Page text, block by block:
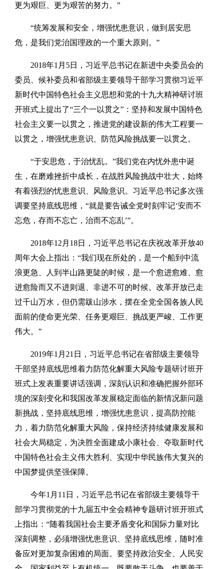
更为艰巨、更为艰苦的努力。”
“统筹发展和安全，增强忧患意识，做到居安思
危，是我们党治国理政的一个重大原则。”
2018年1月5日，习近平总书记在新进中央委员会的
委员、候补委员和省部级主要领导干部学习贯彻习近平
新时代中国特色社会主义思想和党的十九大精神研讨班
开班式上提出了“三个一以贯之”：坚持和发展中国特色
社会主义要一以贯之，推进党的建设新的伟大工程要一
以贯之，增强忧患意识、防范风险挑战要一以贯之。
“于安思危，于治忧乱。”我们党在内忧外患中诞
生，在磨难挫折中成长，在战胜风险挑战中壮大，始终
有着强烈的忧患意识、风险意识。习近平总书记多次强
调要坚持底线思维，“就是要告诫全党时刻牢记‘安而不
忘危，存而不忘亡，治而不忘乱’”。
2018年12月18日，习近平总书记在庆祝改革开放40
周年大会上指出：“我们现在所处的，是一个船到中流
浪更急、人到半山路更陡的时候，是一个愈进愈难、愈
进愈险而又不进则退、非进不可的时候。改革开放已走
过千山万水，但仍需跋山涉水，摆在全党全国各族人民
面前的使命更光荣、任务更艰巨、挑战更严峻、工作更
伟大。”
2019年1月21日，习近平总书记在省部级主要领导
干部坚持底线思维着力防范化解重大风险专题研讨班开
班式上发表重要讲话强调，深刻认识和准确把握外部环
境的深刻变化和我国改革发展稳定面临的新情况新问题
新挑战，坚持底线思维，增强忧患意识，提高防控能
力，着力防范化解重大风险，保持经济持续健康发展和
社会大局稳定，为决胜全面建成小康社会、夺取新时代
中国特色社会主义伟大胜利、实现中华民族伟大复兴的
中国梦提供坚强保障。
今年1月11日，习近平总书记在省部级主要领导干
部学习贯彻党的十九届五中全会精神专题研讨班开班式
上指出：“随着我国社会主要矛盾变化和国际力量对比
深刻调整，必须增强忧患意识、坚持底线思维，随时准
备应对更加复杂困难的局面。要坚持政治安全、人民安